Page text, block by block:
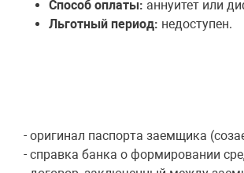
Способ оплаты: аннуитет или
Льготный период: недоступен.
- оригинал паспорта заемщика
- справка банка о формировании